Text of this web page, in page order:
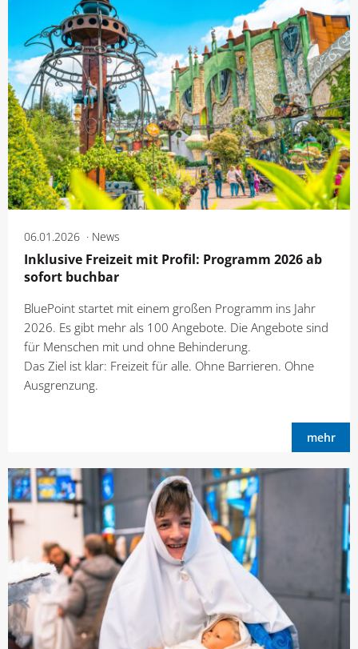
06.01.2026 News
Inklusive Freizeit mit Profil: Programm 2026 ab
sofort buchbar
BluePoint startet mit einem großen Programm ins Jahr
2026. Es gibt mehr als 100 Angebote. Die Angebote sind
für Menschen mit und ohne Behinderung.
Das Ziel ist klar: Freizeit für alle. Ohne Barrieren. Ohne
Ausgrenzung.
mehr